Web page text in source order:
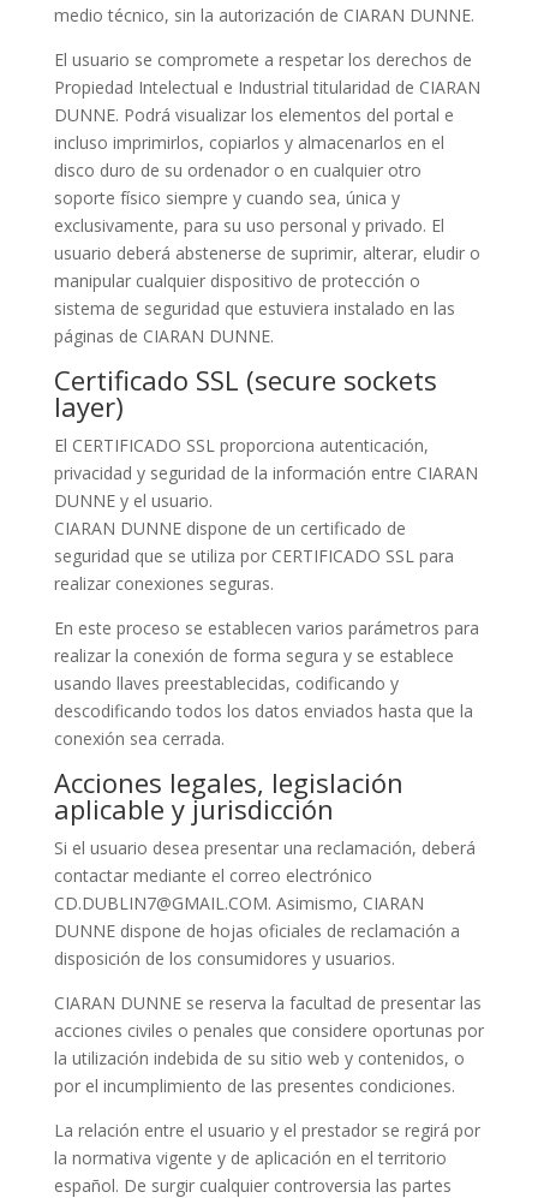
medio técnico, sin la autorización de CIARAN DUNNE.
El usuario se compromete a respetar los derechos de
Propiedad Intelectual e Industrial titularidad de CIARAN
DUNNE. Podrá visualizar los elementos del portal e
incluso imprimirlos, copiarlos y almacenarlos en el
disco duro de su ordenador o en cualquier otro
soporte físico siempre y cuando sea, única y
exclusivamente, para su uso personal y privado. El
usuario deberá abstenerse de suprimir, alterar, eludir o
manipular cualquier dispositivo de protección o
sistema de seguridad que estuviera instalado en las
páginas de CIARAN DUNNE.
Certificado SSL (secure sockets
layer)
El CERTIFICADO SSL proporciona autenticación,
privacidad y seguridad de la información entre CIARAN
DUNNE y el usuario.
CIARAN DUNNE dispone de un certificado de
seguridad que se utiliza por CERTIFICADO SSL para
realizar conexiones seguras.
En este proceso se establecen varios parámetros para
realizar la conexión de forma segura y se establece
usando llaves preestablecidas, codificando y
descodificando todos los datos enviados hasta que la
conexión sea cerrada.
Acciones legales, legislación
aplicable y jurisdicción
Si el usuario desea presentar una reclamación, deberá
contactar mediante el correo electrónico
CD.DUBLIN7@GMAIL.COM. Asimismo, CIARAN
DUNNE dispone de hojas oficiales de reclamación a
disposición de los consumidores y usuarios.
CIARAN DUNNE se reserva la facultad de presentar las
acciones civiles o penales que considere oportunas por
la utilización indebida de su sitio web y contenidos, o
por el incumplimiento de las presentes condiciones.
La relación entre el usuario y el prestador se regirá por
la normativa vigente y de aplicación en el territorio
español. De surgir cualquier controversia las partes